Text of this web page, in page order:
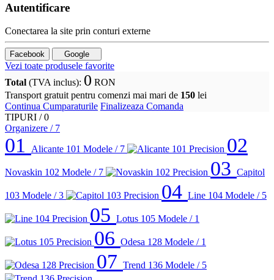
Autentificare
Conectarea la site prin conturi externe
Facebook Google
Vezi toate produsele favorite
Total (TVA inclus): 0 RON
Transport gratuit pentru comenzi mai mari de 150 lei
Continua Cumparaturile Finalizeaza Comanda
TIPURI /0
Organizere / 7
01 Alicante 101 Modele / 7 02
Novaskin 102 Modele / 7 03 Capitol
103 Modele / 3 04 Line 104 Modele / 5
05 Lotus 105 Modele / 1
06 Odesa 128 Modele / 1
07 Trend 136 Modele / 5